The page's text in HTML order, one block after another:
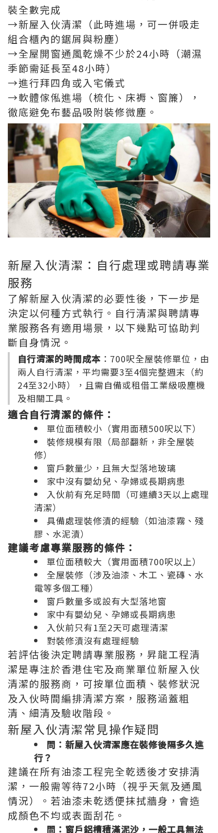
裝全數完成
→新屋入伙清潔（此時進場，可一併吸走
組合櫃內的鋸屑與粉塵）
→全屋開窗通風乾燥不少於24小時（潮濕
季節需延長至48小時）
→進行拜四角或入宅儀式
→軟體傢俬進場（梳化、床褥、窗簾），
徹底避免布藝品吸附裝修微塵。
新屋入伙清潔：自行處理或聘請專業
服務
了解新屋入伙清潔的必要性後，下一步是
決定以何種方式執行。自行清潔與聘請專
業服務各有適用場景，以下幾點可協助判
斷自身情況。
自行清潔的時間成本 ：700呎全屋裝修單位，由
兩人自行清潔，平均需要3至4個完整週末（約
24至32小時），且需自備或租借工業級吸塵機
及相關工具。
適合自行清潔的條件：
單位面積較小（實用面積500呎以下）
裝修規模有限（局部翻新，非全屋裝
修）
窗戶數量少，且無大型落地玻璃
家中沒有嬰幼兒、孕婦或長期病患
入伙前有充足時間（可連續3天以上處理
清潔）
具備處理裝修漬的經驗（如油漆霧、殘
膠、水泥漬）
建議考慮專業服務的條件：
單位面積較大（實用面積700呎以上）
全屋裝修（涉及油漆、木工、瓷磚、水
電等多個工種）
窗戶數量多或設有大型落地窗
家中有嬰幼兒、孕婦或長期病患
入伙前只有1至2天可處理清潔
對裝修漬沒有處理經驗
若評估後決定聘請專業服務，昇龍工程清
潔是專注於香港住宅及商業單位新屋入伙
清潔的服務商，可按單位面積、裝修狀況
及入伙時間編排清潔方案，服務涵蓋粗
清、細清及驗收階段。
新屋入伙清潔常見操作疑問
問：新屋入伙清潔應在裝修後隔多久進
行？
建議在所有油漆工程完全乾透後才安排清
潔，一般需等待72小時（視乎天氣及通風
情況）。若油漆未乾透便抹拭牆身，會造
成顏色不均或表面刮花。
問：窗戶鋁槽積滿泥沙，一般工具無法